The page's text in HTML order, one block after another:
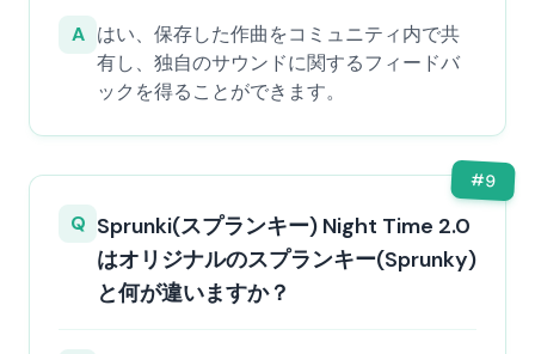
A はい、保存した作曲をコミュニティ内で共
有し、独自のサウンドに関するフィードバ
ックを得ることができます。
#9
Q Sprunki(スプランキー) Night Time 2.0
はオリジナルのスプランキー(Sprunky)
と何が違いますか？